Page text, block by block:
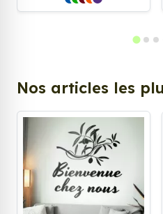
Nos articles les